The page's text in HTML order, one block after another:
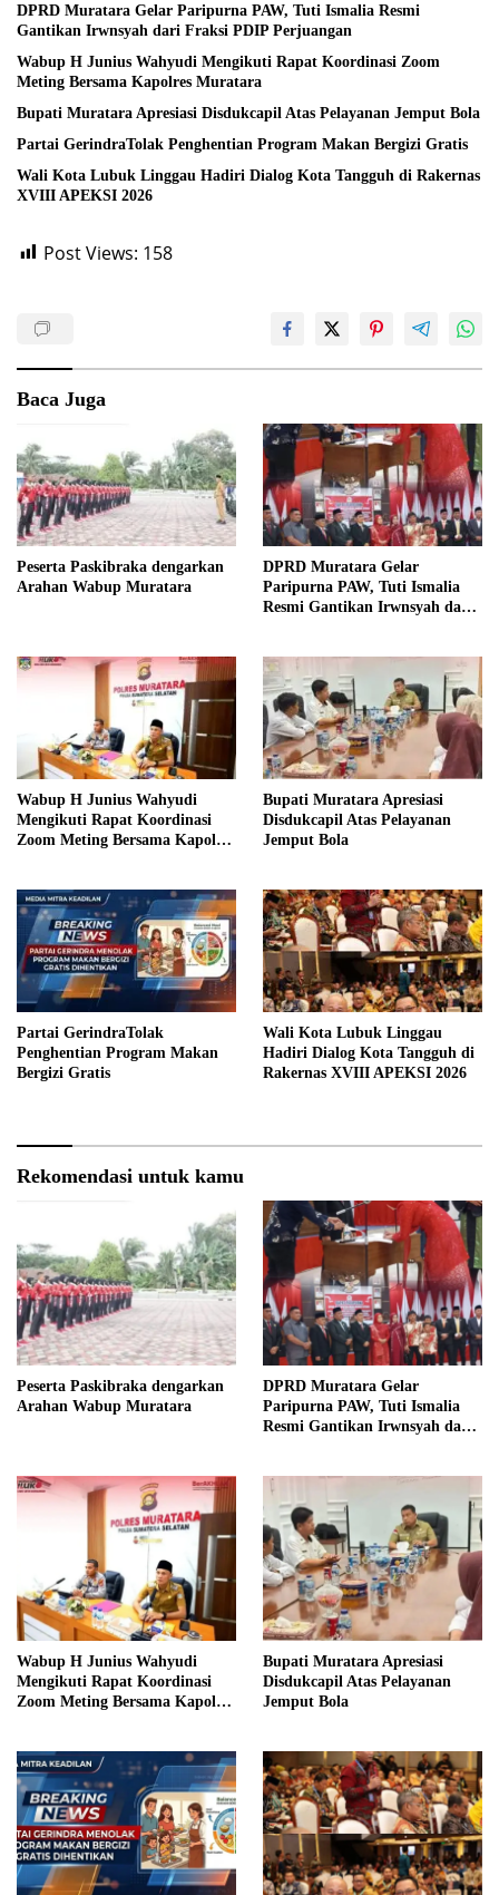
DPRD Muratara Gelar Paripurna PAW, Tuti Ismalia Resmi
Gantikan Irwnsyah dari Fraksi PDIP Perjuangan
Wabup H Junius Wahyudi Mengikuti Rapat Koordinasi Zoom
Meting Bersama Kapolres Muratara
Bupati Muratara Apresiasi Disdukcapil Atas Pelayanan Jemput Bola
Partai GerindraTolak Penghentian Program Makan Bergizi Gratis
Wali Kota Lubuk Linggau Hadiri Dialog Kota Tangguh di Rakernas
XVIII APEKSI 2026
Post Views: 158
Baca Juga
Peserta Paskibraka dengarkan
Arahan Wabup Muratara
DPRD Muratara Gelar
Paripurna PAW, Tuti Ismalia
Resmi Gantikan Irwnsyah dari
Wabup H Junius Wahyudi
Mengikuti Rapat Koordinasi
Zoom Meting Bersama Kapolres
Bupati Muratara Apresiasi
Disdukcapil Atas Pelayanan
Jemput Bola
Partai GerindraTolak
Penghentian Program Makan
Bergizi Gratis
Wali Kota Lubuk Linggau
Hadiri Dialog Kota Tangguh di
Rakernas XVIII APEKSI 2026
Rekomendasi untuk kamu
Peserta Paskibraka dengarkan
Arahan Wabup Muratara
DPRD Muratara Gelar
Paripurna PAW, Tuti Ismalia
Resmi Gantikan Irwnsyah dari
Wabup H Junius Wahyudi
Mengikuti Rapat Koordinasi
Zoom Meting Bersama Kapolres
Bupati Muratara Apresiasi
Disdukcapil Atas Pelayanan
Jemput Bola